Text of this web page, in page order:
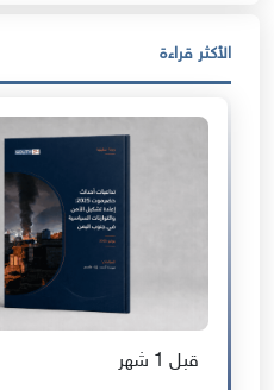
الأكثر قراءة
قبل 1 شهر